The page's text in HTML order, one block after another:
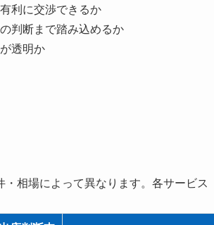
利に交渉できるか
判断まで踏み込めるか
透明か
相場によって異なります。各サービス